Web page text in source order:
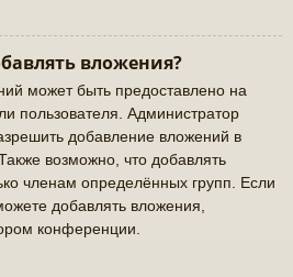
вложения?
может быть предоставлено на
пользователя. Администратор
добавление вложений в
возможно, что добавлять
членам определённых групп. Если
добавлять вложения,
конференции.